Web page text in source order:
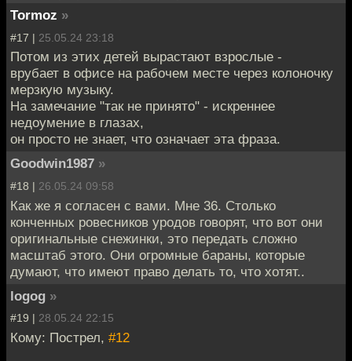
Tormoz »
#17 | 25.05.24 23:18
Потом из этих детей вырастают взрослые -
врубает в офисе на рабочем месте через колоночку
мерзкую музыку.
На замечание "так не принято" - искреннее
недоумение в глазах,
он просто не знает, что означает эта фраза.
Goodwin1987 »
#18 | 26.05.24 09:58
Как же я согласен с вами. Мне 36. Столько
конченных ровесников уродов говорят, что вот они
оригинальные снежинки, это передать сложно
масштаб этого. Они огромные бараны, которые
думают, что имеют право делать то, что хотят..
logog »
#19 | 28.05.24 22:15
Кому: Пострел, #12